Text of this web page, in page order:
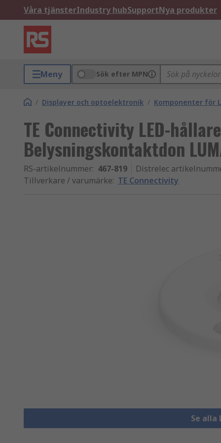
Våra tjänsterIndustry hubSupportNya produkter
Meny Sök efter MPN
/ Displayer och optoelektronik / Komponenter för
TE Connectivity LED-
Belysningskontaktdon
RS-artikelnummer: 467-819 Distrelec
Tillverkare / varumärke: TE Connectivity
Se alla